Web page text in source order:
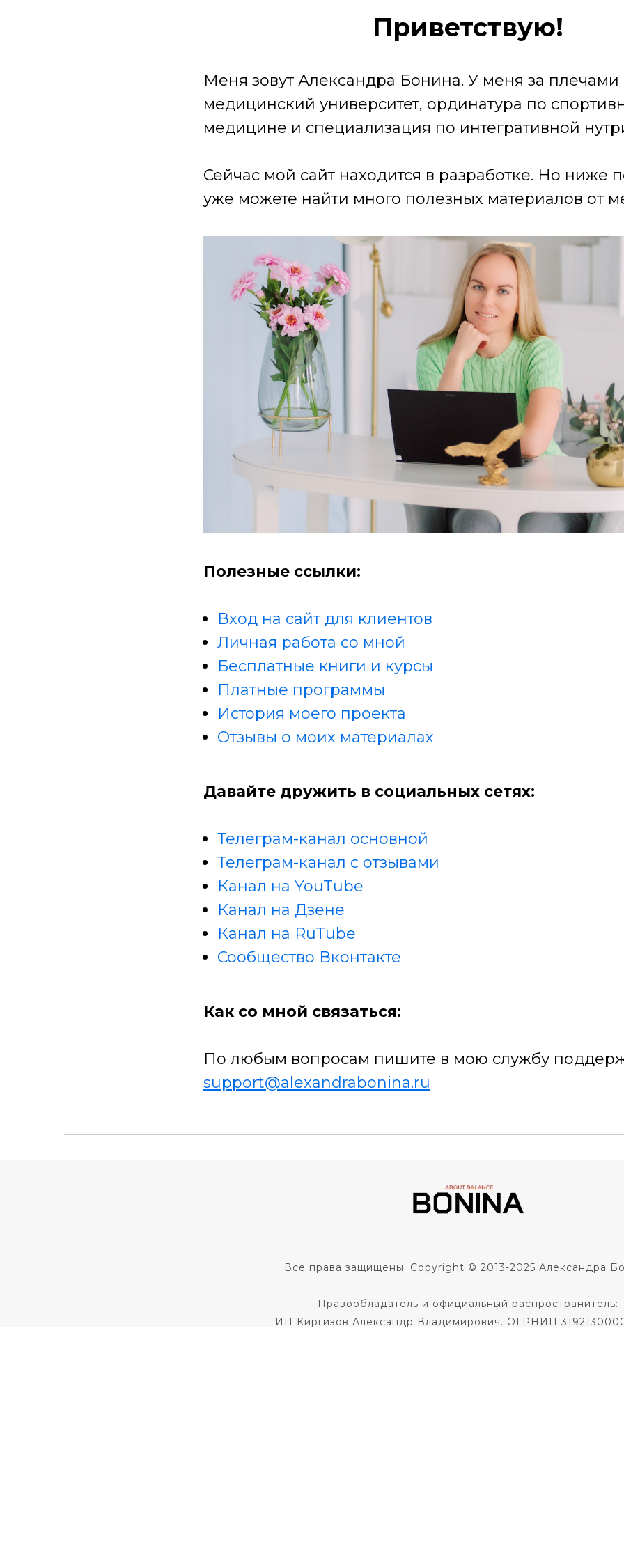
Приветствую!
Меня зовут Александра Бонина. У меня за плечами
медицинский университет, ординатура по
медицине и специализация по интегративной
Сейчас мой сайт находится в разработке. Но ниже
уже можете найти много полезных материалов от
Полезные ссылки:
Вход на сайт для клиентов
Личная работа со мной
Бесплатные книги и курсы
Платные программы
История моего проекта
Отзывы о моих материалах
Давайте дружить в социальных сетях:
Телеграм-канал основной
Телеграм-канал с отзывами
Канал на YouTube
Канал на Дзене
Канал на RuTube
Сообщество Вконтакте
Как со мной связаться:
По любым вопросам пишите в мою службу
support@alexandrabonina.ru
Все права защищены. Copyright © 2013-2025 Александра
Правообладатель и официальный распространитель:
ИП Киргизов Александр Владимирович. ОГРНИП